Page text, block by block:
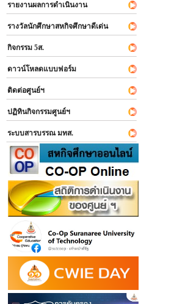
รายงานผลการดำเนินงาน
รางวัลนักศึกษาสหกิจศึกษาดีเด่น
กิจกรรม 5ส.
ดาวน์โหลดแบบฟอร์ม
ติดต่อศูนย์ฯ
ปฏิทินกิจกรรมศูนย์ฯ
ระบบสารบรรณ มทส.